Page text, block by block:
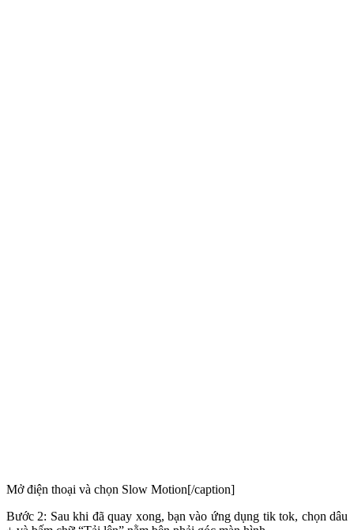
Mở điện thoại và chọn Slow Motion[/caption]
Bước 2: Sau khi đã quay xong, bạn vào ứng dụng tik tok, chọn dâu